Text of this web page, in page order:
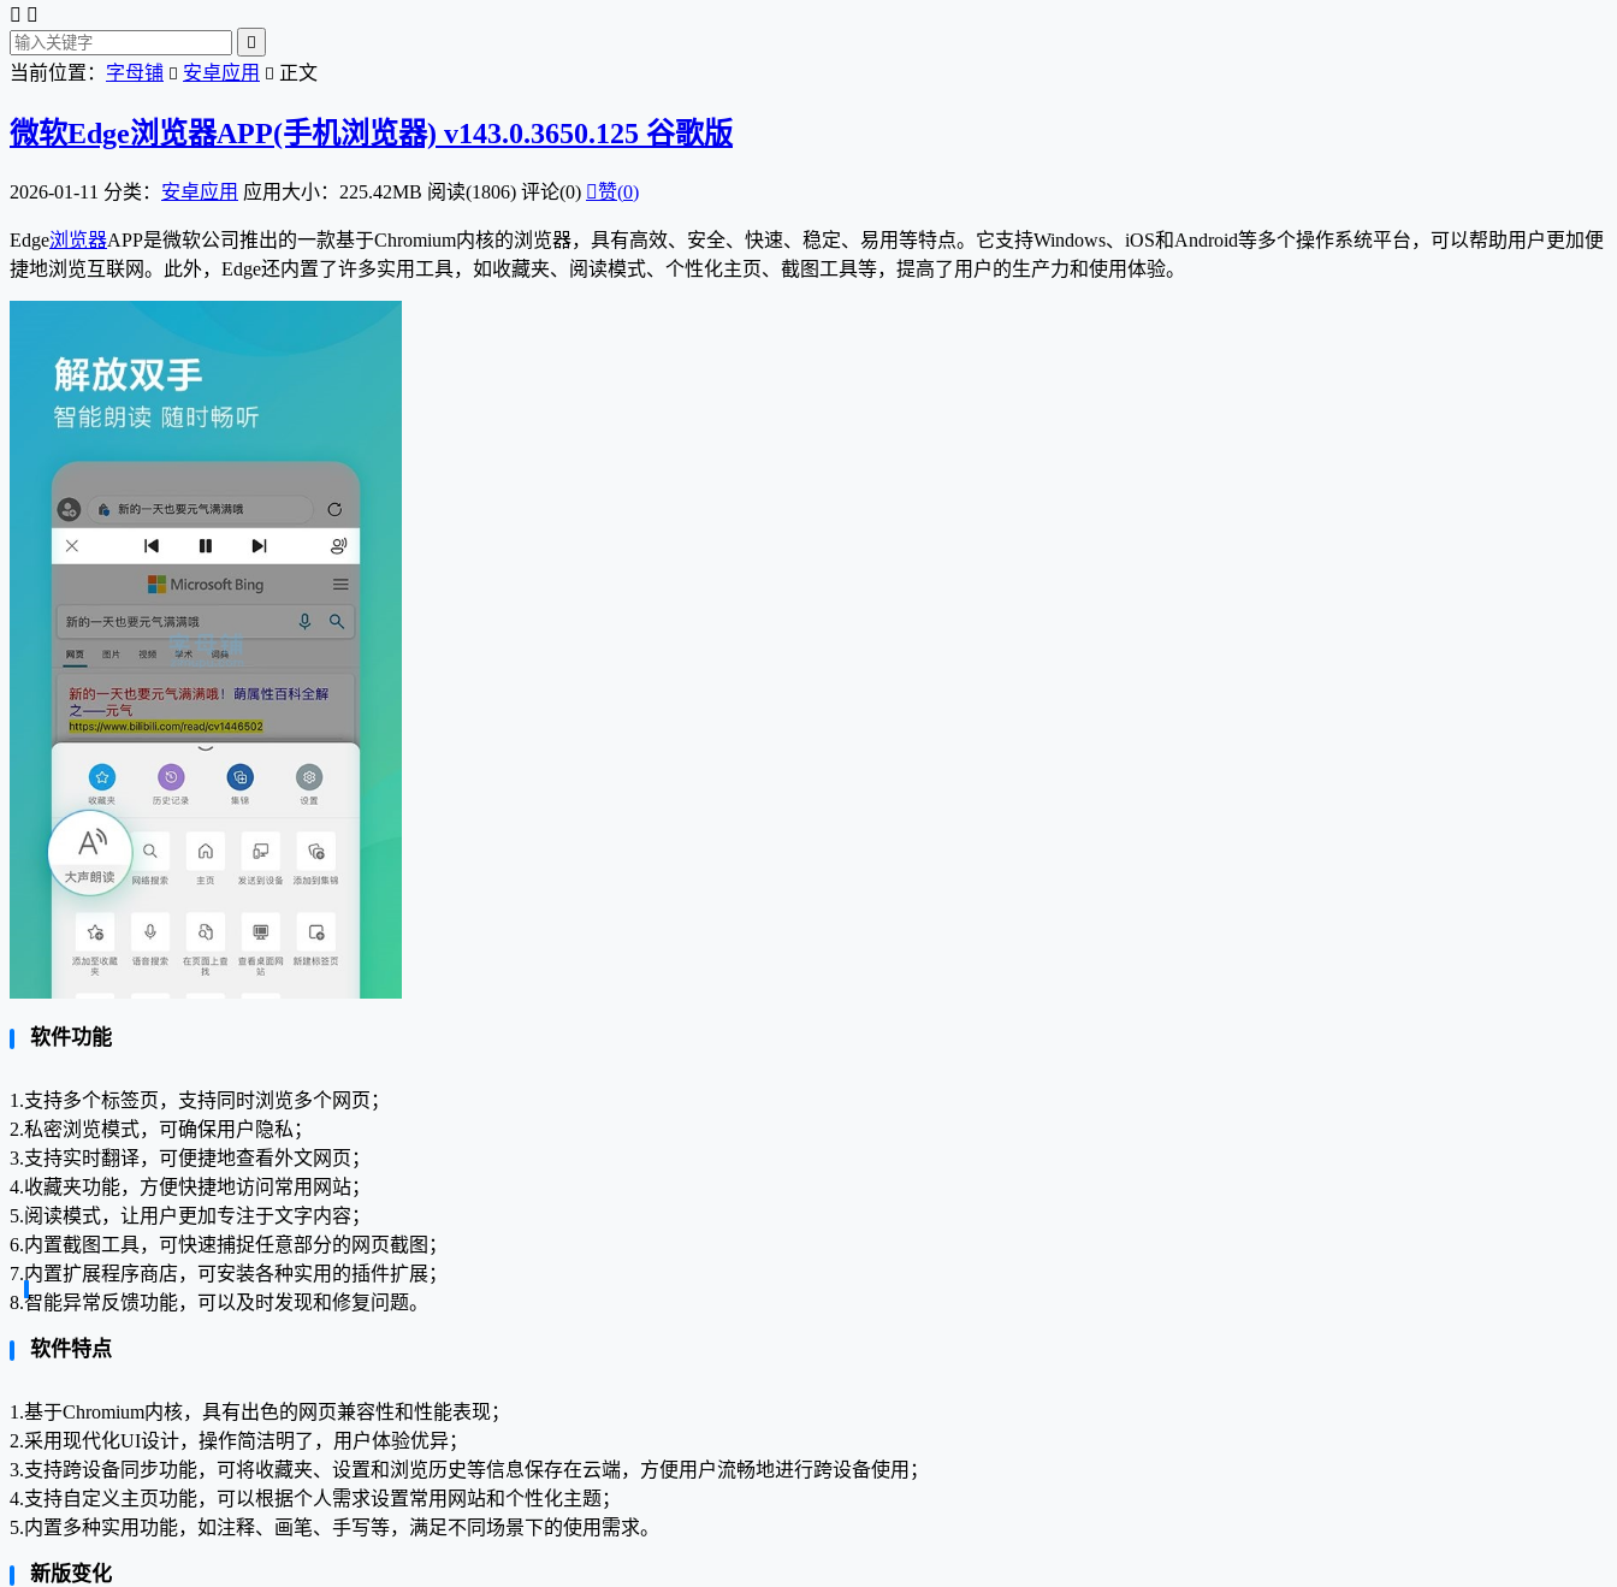
 

当前位置： 字母铺  安卓应用  正文
微软Edge浏览器APP(手机浏览器) v143.0.3650.125 谷歌版
2026-01-11 分类： 安卓应用 应用大小：225.42MB 阅读(1806) 评论(0) 赞(0)
Edge浏览器APP是微软公司推出的一款基于Chromium内核的浏览器，具有高效、安全、快速、稳定、易用等特点。它支持Windows、iOS和Android等多个操作系统平台，可以帮助用户更加便
捷地浏览互联网。此外，Edge还内置了许多实用工具，如收藏夹、阅读模式、个性化主页、截图工具等，提高了用户的生产力和使用体验。
软件功能
1.支持多个标签页，支持同时浏览多个网页；
2.私密浏览模式，可确保用户隐私；
3.支持实时翻译，可便捷地查看外文网页；
4.收藏夹功能，方便快捷地访问常用网站；
5.阅读模式，让用户更加专注于文字内容；
6.内置截图工具，可快速捕捉任意部分的网页截图；
7.内置扩展程序商店，可安装各种实用的插件扩展；
8.智能异常反馈功能，可以及时发现和修复问题。
软件特点
1.基于Chromium内核，具有出色的网页兼容性和性能表现；
2.采用现代化UI设计，操作简洁明了，用户体验优异；
3.支持跨设备同步功能，可将收藏夹、设置和浏览历史等信息保存在云端，方便用户流畅地进行跨设备使用；
4.支持自定义主页功能，可以根据个人需求设置常用网站和个性化主题；
5.内置多种实用功能，如注释、画笔、手写等，满足不同场景下的使用需求。
新版变化